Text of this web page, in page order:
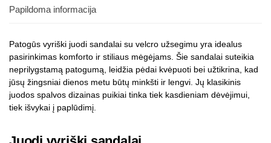
Papildoma informacija
Patogūs vyriški juodi sandalai su velcro užsegimu yra idealus
pasirinkimas komforto ir stiliaus mėgėjams. Šie sandalai suteikia
neprilygstamą patogumą, leidžia pėdai kvėpuoti bei užtikrina, kad
jūsų žingsniai dienos metu būtų minkšti ir lengvi. Jų klasikinis
juodos spalvos dizainas puikiai tinka tiek kasdieniam dėvėjimui,
tiek išvykai į paplūdimį.